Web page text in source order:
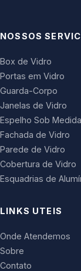
NOSSOS
Box de Vidro
Portas em Vidro
Guarda-Corpo
Janelas de Vidro
Espelho Sob Medida
Fachada de Vidro
Parede de Vidro
Cobertura de Vidro
Esquadrias de
LINKS UTEIS
Onde Atendemos
Sobre
Contato